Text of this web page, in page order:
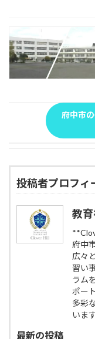
ェ
ッ
リ
府
中
の
合
施
施
さ
れ
ン
に
料
配
府中市
投稿者プロフィ
教
府中
広々
習い
ラム
ポー
多彩
います
最新の投稿